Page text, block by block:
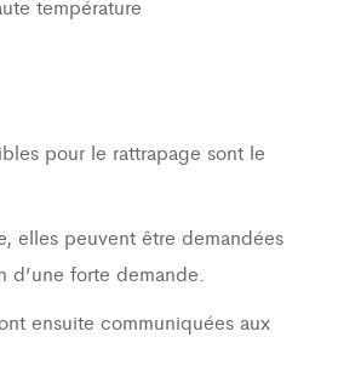
température
pour le rattrapage sont le
elles peuvent être demandées
d’une forte demande.
ensuite communiquées aux